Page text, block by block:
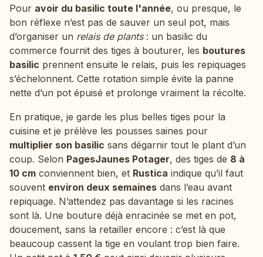
Pour avoir du basilic toute l'année, ou presque, le
bon réflexe n’est pas de sauver un seul pot, mais
d’organiser un relais de plants: un basilic du
commerce fournit des tiges à bouturer, les boutures
basilic prennent ensuite le relais, puis les repiquages
s’échelonnent. Cette rotation simple évite la panne
nette d’un pot épuisé et prolonge vraiment la récolte.
En pratique, je garde les plus belles tiges pour la
cuisine et je prélève les pousses saines pour
multiplier son basilic sans dégarnir tout le plant d’un
coup. Selon PagesJaunes Potager, des tiges de 8 à
10 cm conviennent bien, et Rustica indique qu’il faut
souvent environ deux semaines dans l’eau avant
repiquage. N’attendez pas davantage si les racines
sont là. Une bouture déjà enracinée se met en pot,
doucement, sans la retailler encore : c’est là que
beaucoup cassent la tige en voulant trop bien faire.